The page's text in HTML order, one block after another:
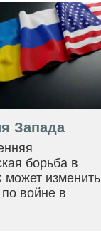
Запада
борьба в
изменить
войне в